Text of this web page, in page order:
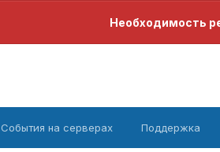
Необходимость
События на серверах Поддержка